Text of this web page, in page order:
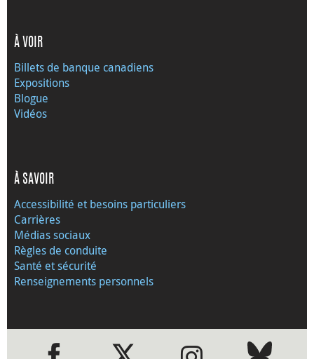
À VOIR
Billets de banque canadiens
Expositions
Blogue
Vidéos
À SAVOIR
Accessibilité et besoins particuliers
Carrières
Médias sociaux
Règles de conduite
Santé et sécurité
Renseignements personnels